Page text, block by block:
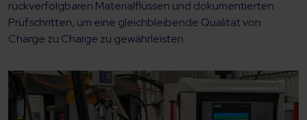
rückverfolgbaren Materialflüssen und dokumentierten
Prüfschritten, um eine gleichbleibende Qualität von
Charge zu Charge zu gewährleisten.